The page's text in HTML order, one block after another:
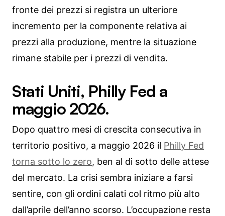
fronte dei prezzi si registra un ulteriore
incremento per la componente relativa ai
prezzi alla produzione, mentre la situazione
rimane stabile per i prezzi di vendita.
Stati Uniti, Philly Fed a
maggio 2026.
Dopo quattro mesi di crescita consecutiva in
territorio positivo, a maggio 2026 il Philly Fed
torna sotto lo zero, ben al di sotto delle attese
del mercato. La crisi sembra iniziare a farsi
sentire, con gli ordini calati col ritmo più alto
dall’aprile dell’anno scorso. L’occupazione resta